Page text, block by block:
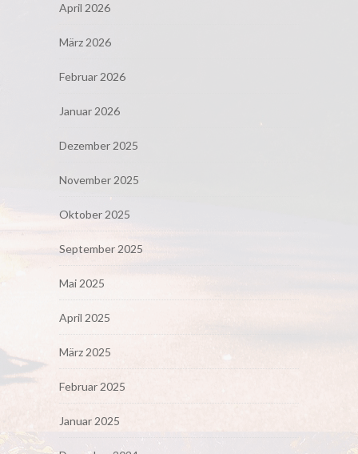
April 2026
März 2026
Februar 2026
Januar 2026
Dezember 2025
November 2025
Oktober 2025
September 2025
Mai 2025
April 2025
März 2025
Februar 2025
Januar 2025